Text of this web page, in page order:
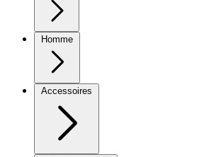
Homme
Accessoires